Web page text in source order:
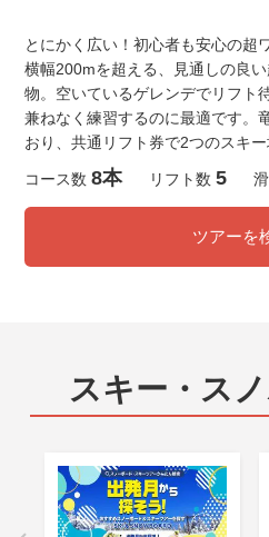
とにかく広い！初心者も安心の超
横幅200mを超える、見通しの良
物。空いているゲレンデでリフト
兼ねなく練習するのに最適です。
おり、共通リフト券で2つのスキ
コース数 8本 リフト数 5
ツアーを
スキー・ス